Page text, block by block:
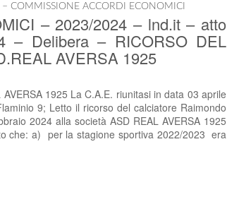
COMMISSIONE ACCORDI ECONOMICI
– 2023/2024 – lnd.it – atto
– Delibera – RICORSO DEL
AVERSA 1925
1925 La C.A.E. riunitasi in data 03 aprile
9; Letto il ricorso del calciatore Raimondo
2024 alla società ASD REAL AVERSA 1925
che: a) per la stagione sportiva 2022/2023 era